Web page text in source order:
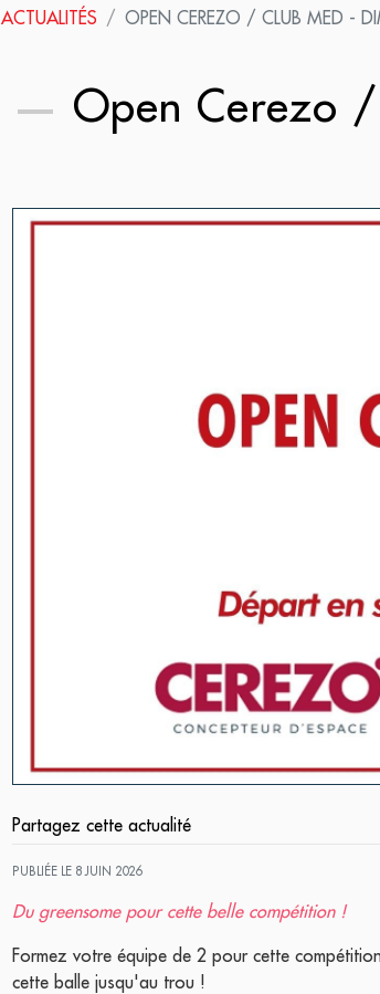
ACTUALITÉS OPEN CEREZO / CLUB MED -
Open Cerezo
Partagez cette actualité
PUBLIÉE LE 8 JUIN 2026
Du greensome pour cette belle compétition !
Formez votre équipe de 2 pour cette
cette balle jusqu'au trou !